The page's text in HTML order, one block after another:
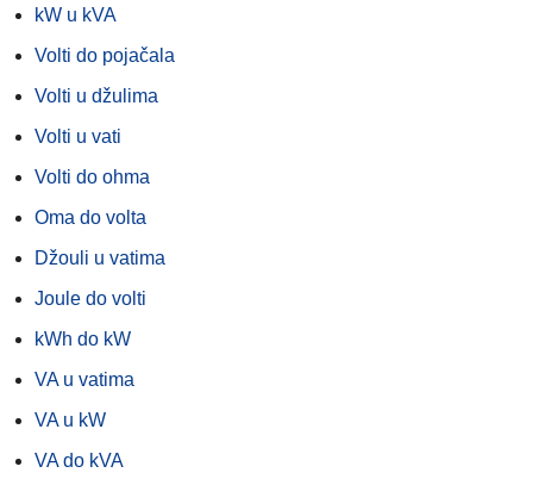
kW u kVA
Volti do pojačala
Volti u džulima
Volti u vati
Volti do ohma
Oma do volta
Džouli u vatima
Joule do volti
kWh do kW
VA u vatima
VA u kW
VA do kVA